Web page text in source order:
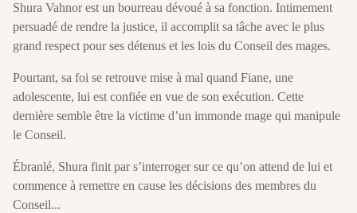
Shura Vahnor est un bourreau dévoué à sa fonction. Intimement
persuadé de rendre la justice, il accomplit sa tâche avec le plus
grand respect pour ses détenus et les lois du Conseil des mages.
Pourtant, sa foi se retrouve mise à mal quand Fiane, une
adolescente, lui est confiée en vue de son exécution. Cette
dernière semble être la victime d’un immonde mage qui manipule
le Conseil.
Ébranlé, Shura finit par s’interroger sur ce qu’on attend de lui et
commence à remettre en cause les décisions des membres du
Conseil...